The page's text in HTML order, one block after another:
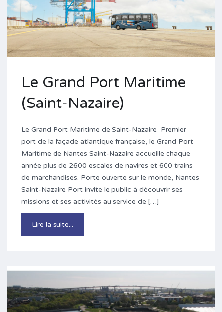
Le Grand Port Maritime
(Saint-Nazaire)
Le Grand Port Maritime de Saint-Nazaire Premier
port de la façade atlantique française, le Grand Port
Maritime de Nantes Saint-Nazaire accueille chaque
année plus de 2600 escales de navires et 600 trains
de marchandises. Porte ouverte sur le monde, Nantes
Saint-Nazaire Port invite le public à découvrir ses
missions et ses activités au service de […]
Lire la suite...